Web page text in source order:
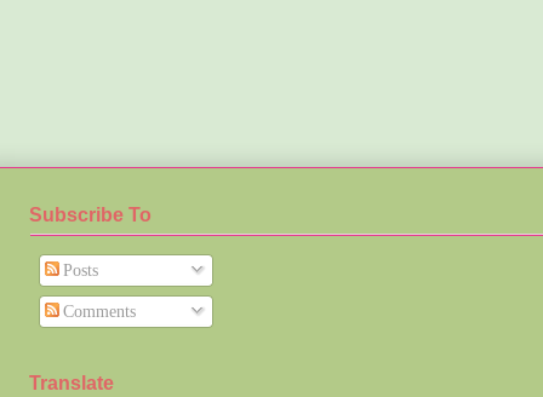
Subscribe To
Posts
Comments
Translate